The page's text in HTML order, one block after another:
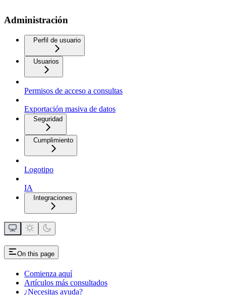
Administración
Perfil de usuario
Usuarios
Permisos de acceso a consultas
Exportación masiva de datos
Seguridad
Cumplimiento
Logotipo
IA
Integraciones
On this page
Comienza aquí
Artículos más consultados
¿Necesitas ayuda?